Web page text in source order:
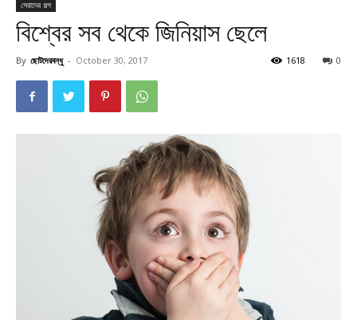
সেরাদের গল্প
বিশ্বের সব থেকে জিনিয়াস ছেলে
By ছোটদেরবন্ধু - October 30, 2017 0
1618